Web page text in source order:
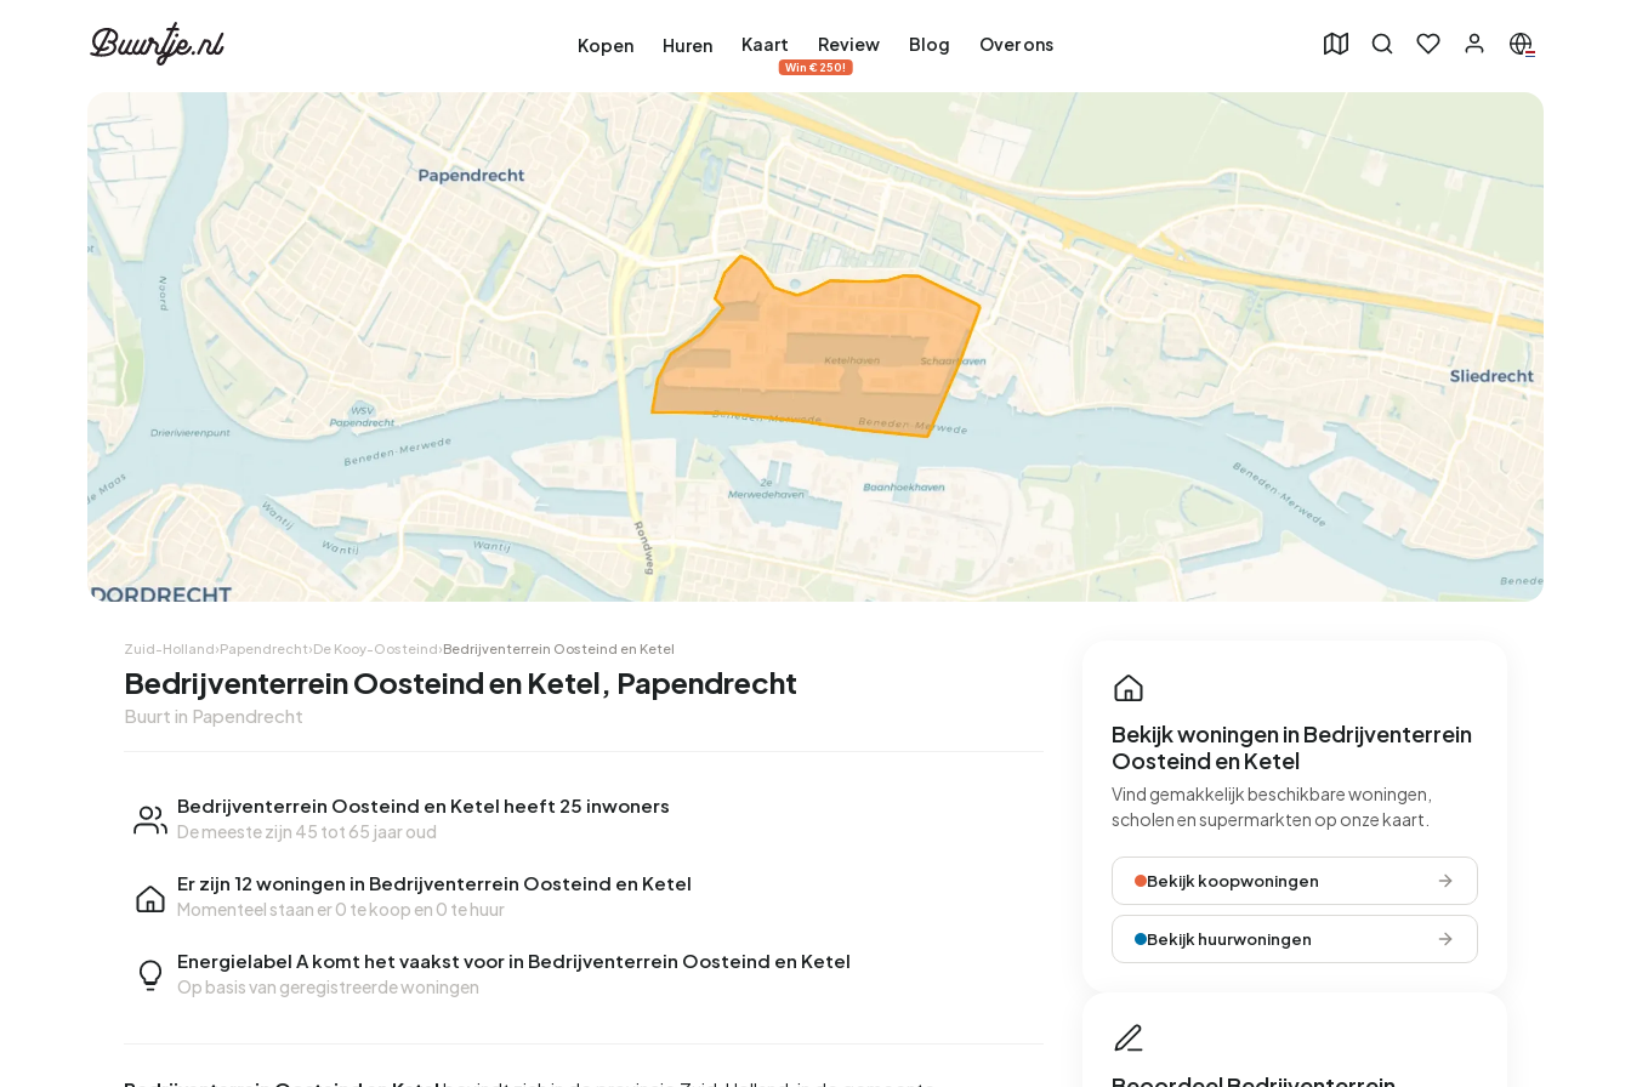
Kopen Huren Kaart Review
Win €250!
Blog Over ons
Zuid-Holland›Papendrecht›De Kooy-Oosteind›Bedrijventerrein Oosteind en Ketel
Bedrijventerrein Oosteind en Ketel, Papendrecht
Buurt in Papendrecht
Bedrijventerrein Oosteind en Ketel heeft 25 inwoners
De meeste zijn 45 tot 65 jaar oud
Er zijn 12 woningen in Bedrijventerrein Oosteind en Ketel
Momenteel staan er0 te koop en 0 te huur
Energielabel A komt het vaakst voor in Bedrijventerrein Oosteind en Ketel
Op basis van geregistreerde woningen
Bekijk woningen in Bedrijventerrein
Oosteind en Ketel
Vind gemakkelijk beschikbare woningen,
scholen en supermarkten op onze kaart.
Bekijk koopwoningen
Bekijk huurwoningen